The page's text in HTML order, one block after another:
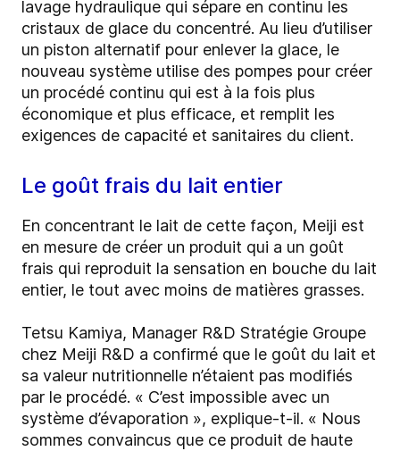
lavage hydraulique qui sépare en continu les
cristaux de glace du concentré. Au lieu d’utiliser
un piston alternatif pour enlever la glace, le
nouveau système utilise des pompes pour créer
un procédé continu qui est à la fois plus
économique et plus efficace, et remplit les
exigences de capacité et sanitaires du client.
Le goût frais du lait entier
En concentrant le lait de cette façon, Meiji est
en mesure de créer un produit qui a un goût
frais qui reproduit la sensation en bouche du lait
entier, le tout avec moins de matières grasses.
Tetsu Kamiya, Manager R&D Stratégie Groupe
chez Meiji R&D a confirmé que le goût du lait et
sa valeur nutritionnelle n’étaient pas modifiés
par le procédé. « C’est impossible avec un
système d’évaporation », explique-t-il. « Nous
sommes convaincus que ce produit de haute